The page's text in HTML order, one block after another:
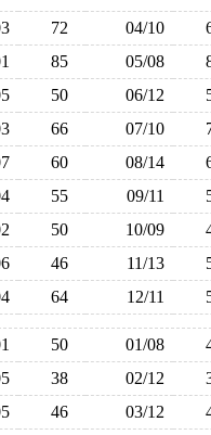
72 04/10
85 05/08
50 06/12
66 07/10
60 08/14
55 09/11
50 10/09
46 11/13
64 12/11
50 01/08
38 02/12
46 03/12